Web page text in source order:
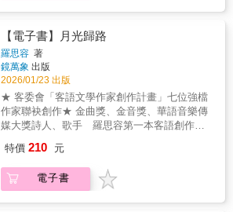
說，天搖地動。我懷疑這是一種「衛生紙」詩
派，但居然有著梔子花的芳香。淫而不爽，甜
而不膩，觸處是一種好笑的悲哀。難怪詩人
講：「學長讀了，抬起頭來笑，說我很有才
華。」我在想，學長笑的時候一隻手有沒有去
拉面紙來，擦淚。 ──唐捐（詩人）先陌的文字
氣息生動，是燒紅的炭火上，以煮沸的滾水泡
出的岩茶，令人屏息同時又忍不住深吸。《赤
子》的內容亦如岩茶般濃烈厚重，讀幾首就需
味過一詩集如《赤子》，讓我不斷想起一款岩
茶品種與之相應，即鐵羅漢。多首詩作如鐵羅
漢般，帶來柔美而迅猛的衝擊。 ──小令（詩
這本書，又透過文字劍光，探照台灣土地、人
民與國族，揭發社會的過去與現在的不公不義
之事，不同的是，此番，作者也揮劍自問，試
圖剖開封閉的自我，徹底檢視、爬梳憂憂鬱
鬱、跌跌撞撞、坎坎坷坷的心路與心病。閱讀
這冊台語詩集，欣賞優美的台文字句，讀者非
但可以親炙文學、認識台灣、看見社會、透視
人性，也許，也能驀然瞥見你自己的顯影。
【電子書】月光歸路
羅思容 著
鏡萬象 出版
2026/01/23 出版
★ 客委會「客語文學作家創作計畫」七位強檔
作家聯袂創作★ 金曲獎、金音獎、華語音樂傳
媒大獎詩人、歌手 羅思容第一本客語創作詩
詳盡華語註解，讓讀者輕鬆閱讀客家文學。林
中路 我遇見 千樹萬葉每一個光影是哲思的小
花金曲獎最佳客語專輯、最佳客語歌手羅思容
特價 210 元
電子書